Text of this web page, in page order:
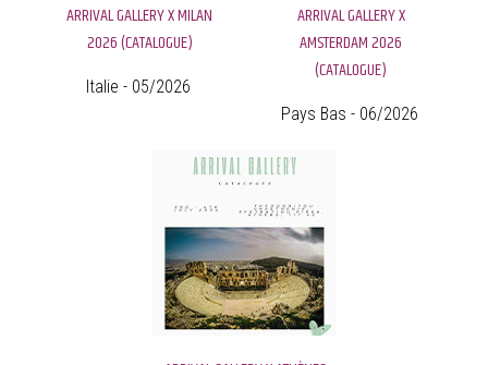
ARRIVAL GALLERY X MILAN
2026 (CATALOGUE)
Italie - 05/2026
ARRIVAL GALLERY X
AMSTERDAM 2026
(CATALOGUE)
Pays Bas - 06/2026